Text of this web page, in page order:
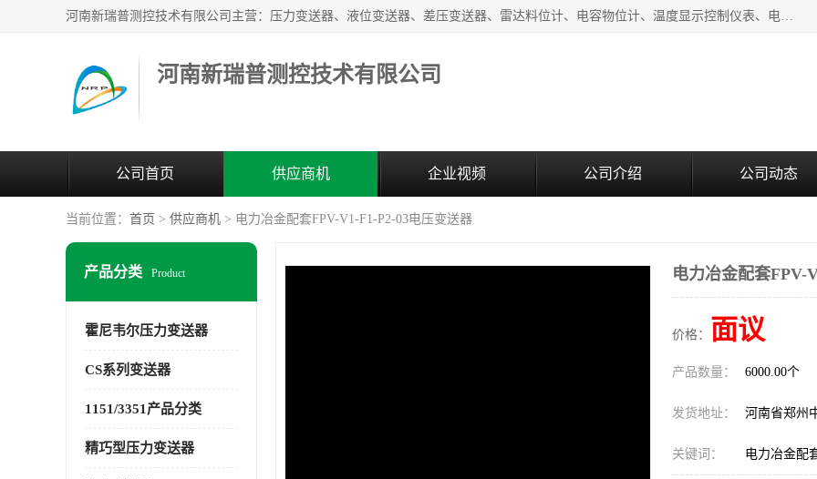
河南新瑞普测控技术有限公司主营：压力变送器、液位变送器、差压变送器、雷达料位计、电容物位计、温度显示控制仪表、电量变送器、流量计、工业自动化系统成套设备。
河南新瑞普测控技术有限公司
公司首页 供应商机 企业视频 公司介绍 公司动态
当前位置： 首页 > 供应商机 > 电力冶金配套FPV-V1-F1-P2-03电压变送器
产品分类 Product
霍尼韦尔压力变送器
CS系列变送器
1151/3351产品分类
精巧型压力变送器
电力冶金配套FPV-
价格： 面议
产品数量： 6000.00个
发货地址： 河南省郑州
关键词： 电力冶金配